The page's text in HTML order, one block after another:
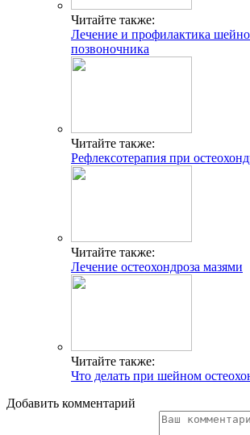
Читайте также:
Лечение и профилактика
позвоночника
Читайте также:
Рефлексотерапия при
Читайте также:
Лечение остеохондроза мазями
Читайте также:
Что делать при шейном
Добавить комментарий